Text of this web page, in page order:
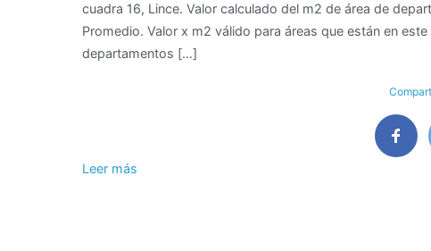
M2
de
área
cuadra 16, Lince. Valor calculado del m2 de área de
Promedio. Valor x m2 válido para áreas que están en
departamentos […]
Leer más